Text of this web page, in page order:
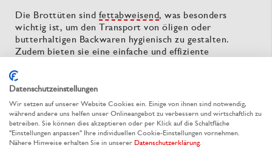
Die Brottüten sind fettabweisend, was besonders
wichtig ist, um den Transport von öligen oder
butterhaltigen Backwaren hygienisch zu gestalten.
Zudem bieten sie eine einfache und effiziente
süße Gebäcke schnell und unkompliziert zu verpacken.
Datenschutzeinstellungen
Wir setzen auf unserer Website Cookies ein. Einige von ihnen sind notwendig,
während andere uns helfen unser Onlineangebot zu verbessern und wirtschaftlich zu
betreiben. Sie können dies akzeptieren oder per Klick auf die Schaltfläche
"Einstellungen anpassen" Ihre individuellen Cookie-Einstellungen vornehmen.
Nähere Hinweise erhalten Sie in unserer Datenschutzerklärung.